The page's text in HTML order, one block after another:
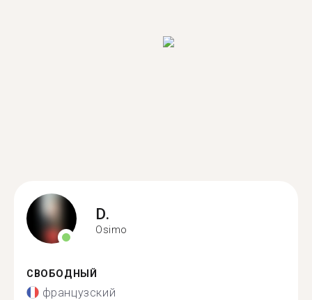
D.
Osimo
СВОБОДНЫЙ
французский